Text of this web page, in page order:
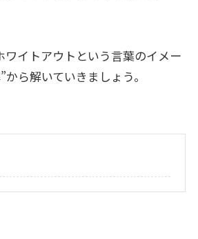
ワイトアウトという言葉のイメー
ら解いていきましょう。